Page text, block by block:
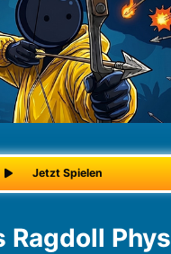
Jetzt Spielen
Ragdoll